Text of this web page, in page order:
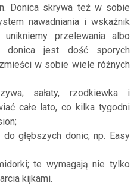
Donica skrywa też w sobie
nawadniania i wskaźnik
przelewania albo
donica jest dość sporych
w sobie wiele różnych
sałaty, rzodkiewka i
całe lato, co kilka tygodni
głębszych donic, np. Easy
te wymagają nie tylko
kijkami.